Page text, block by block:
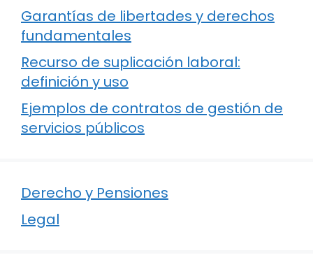
Garantías de libertades y derechos
fundamentales
Recurso de suplicación laboral:
definición y uso
Ejemplos de contratos de gestión de
servicios públicos
Derecho y Pensiones
Legal